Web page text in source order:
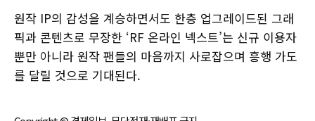
원작 IP의 감성을 계승하면서도 한층 업그레이드된 그래
픽과 콘텐츠로 무장한 ‘RF 온라인 넥스트’는 신규 이용자
뿐만 아니라 원작 팬들의 마음까지 사로잡으며 흥행 가도
를 달릴 것으로 기대된다.